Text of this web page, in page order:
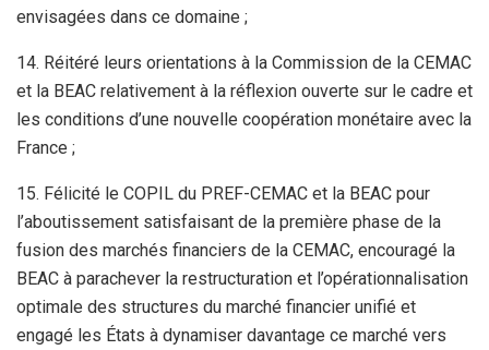
envisagées dans ce domaine ;
14. Réitéré leurs orientations à la Commission de la CEMAC
et la BEAC relativement à la réflexion ouverte sur le cadre et
les conditions d’une nouvelle coopération monétaire avec la
France ;
15. Félicité le COPIL du PREF-CEMAC et la BEAC pour
l’aboutissement satisfaisant de la première phase de la
fusion des marchés financiers de la CEMAC, encouragé la
BEAC à parachever la restructuration et l’opérationnalisation
optimale des structures du marché financier unifié et
engagé les États à dynamiser davantage ce marché vers